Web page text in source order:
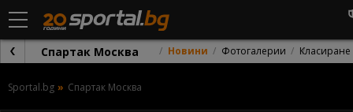
Спартак Москва Новини Фотогалерии Класиране
Sportal.bg Спартак Москва